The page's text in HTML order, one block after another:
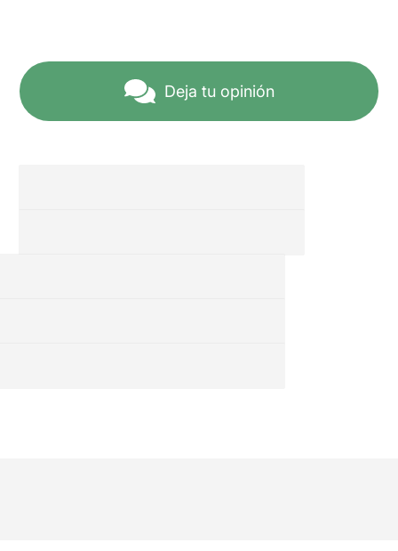
Deja tu opinión